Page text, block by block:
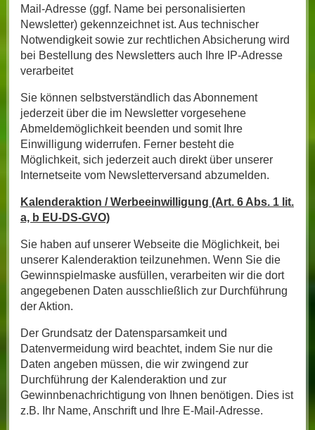
Mail-Adresse (ggf. Name bei personalisierten
Newsletter) gekennzeichnet ist. Aus technischer
Notwendigkeit sowie zur rechtlichen Absicherung wird
bei Bestellung des Newsletters auch Ihre IP-Adresse
verarbeitet
Sie können selbstverständlich das Abonnement
jederzeit über die im Newsletter vorgesehene
Abmeldemöglichkeit beenden und somit Ihre
Einwilligung widerrufen. Ferner besteht die
Möglichkeit, sich jederzeit auch direkt über unserer
Internetseite vom Newsletterversand abzumelden.
Kalenderaktion / Werbeeinwilligung (Art. 6 Abs. 1 lit.
a, b EU-DS-GVO)
Sie haben auf unserer Webseite die Möglichkeit, bei
unserer Kalenderaktion teilzunehmen. Wenn Sie die
Gewinnspielmaske ausfüllen, verarbeiten wir die dort
angegebenen Daten ausschließlich zur Durchführung
der Aktion.
Der Grundsatz der Datensparsamkeit und
Datenvermeidung wird beachtet, indem Sie nur die
Daten angeben müssen, die wir zwingend zur
Durchführung der Kalenderaktion und zur
Gewinnbenachrichtigung von Ihnen benötigen. Dies ist
z.B. Ihr Name, Anschrift und Ihre E-Mail-Adresse.